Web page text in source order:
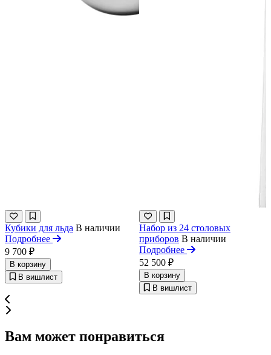
Кубики для льда В наличии
Подробнее
9 700 ₽
В корзину
В вишлист
Набор из 24 столовых
приборов В наличии
Подробнее
52 500 ₽
В корзину
В вишлист
Вам может понравиться